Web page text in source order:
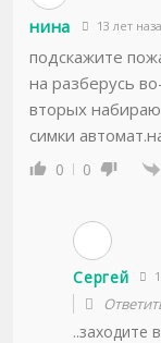
нина 13 лет
подскажите
на разберусь
вторых
симки
0 0
Сергей
..заходите